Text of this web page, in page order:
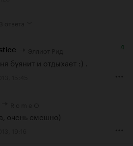
4
буянит и отдыхает :) .
очень смешно)